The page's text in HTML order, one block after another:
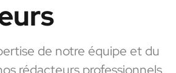
de notre équipe et du
rédacteurs professionnels